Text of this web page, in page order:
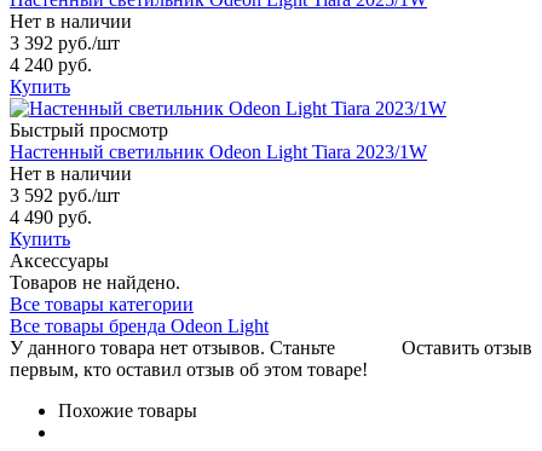
Нет в наличии
3 392 руб./шт
4 240 руб.
Купить
Быстрый просмотр
Настенный светильник Odeon Light Tiara 2023/1W
Нет в наличии
3 592 руб./шт
4 490 руб.
Купить
Аксессуары
Товаров не найдено.
Все товары категории
Все товары бренда Odeon Light
Оставить отзыв
У данного товара нет отзывов. Станьте
первым, кто оставил отзыв об этом товаре!
Похожие товары